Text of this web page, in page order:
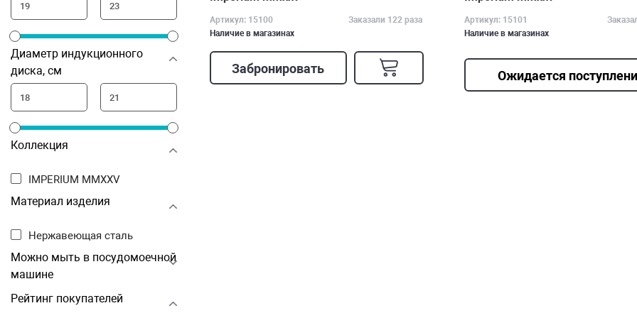
Диаметр индукционного
диска, см
Коллекция
IMPERIUM MMXXV
Материал изделия
Нержавеющая сталь
Можно мыть в посудомоечной
машине
Рейтинг покупателей
Артикул: 15100
Заказали 122 раза
Наличие в магазинах
Забронировать
Артикул: 15101
Наличие в магазинах
Ожидается